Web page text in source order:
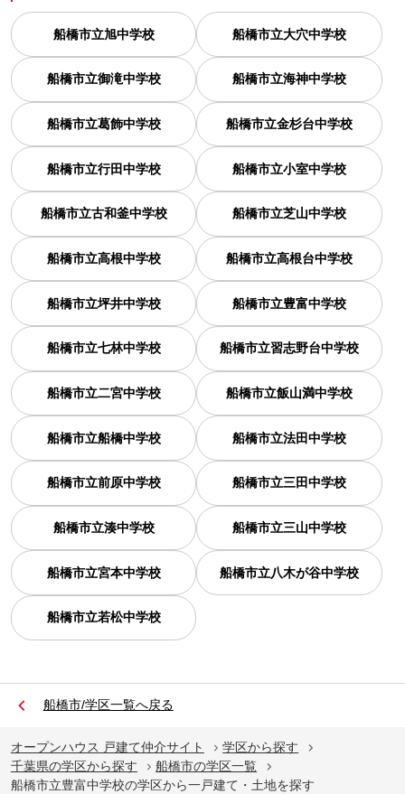
船橋市立旭中学校 船橋市立大穴中学校
船橋市立御滝中学校 船橋市立海神中学校
船橋市立葛飾中学校 船橋市立金杉台中学校
船橋市立行田中学校 船橋市立小室中学校
船橋市立古和釜中学校 船橋市立芝山中学校
船橋市立高根中学校 船橋市立高根台中学校
船橋市立坪井中学校 船橋市立豊富中学校
船橋市立七林中学校 船橋市立習志野台中学校
船橋市立二宮中学校 船橋市立飯山満中学校
船橋市立船橋中学校 船橋市立法田中学校
船橋市立前原中学校 船橋市立三田中学校
船橋市立湊中学校 船橋市立三山中学校
船橋市立宮本中学校 船橋市立八木が谷中学校
船橋市立若松中学校
船橋市/学区一覧へ戻る
オープンハウス 戸建て仲介サイト
学区から探す
千葉県の学区から探す
船橋市の学区一覧
船橋市立豊富中学校の学区から一戸建て・土地を探す